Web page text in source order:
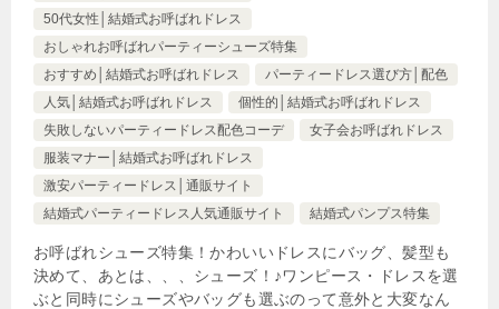
50代女性│結婚式お呼ばれドレス
おしゃれお呼ばれパーティーシューズ特集
おすすめ│結婚式お呼ばれドレス
パーティードレス選び方│配色
人気│結婚式お呼ばれドレス
個性的│結婚式お呼ばれドレス
失敗しないパーティードレス配色コーデ
女子会お呼ばれドレス
服装マナー│結婚式お呼ばれドレス
激安パーティードレス│通販サイト
結婚式パーティードレス人気通販サイト
結婚式パンプス特集
お呼ばれシューズ特集！かわいいドレスにバッグ、髪型も
決めて、あとは、、、シューズ！♪ワンピース・ドレスを選
ぶと同時にシューズやバッグも選ぶのって意外と大変なん